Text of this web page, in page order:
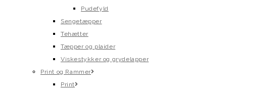
Pudefyld
Sengetæpper
Tehætter
Tæpper og plaider
Viskestykker og grydelapper
Print og Rammer
Print